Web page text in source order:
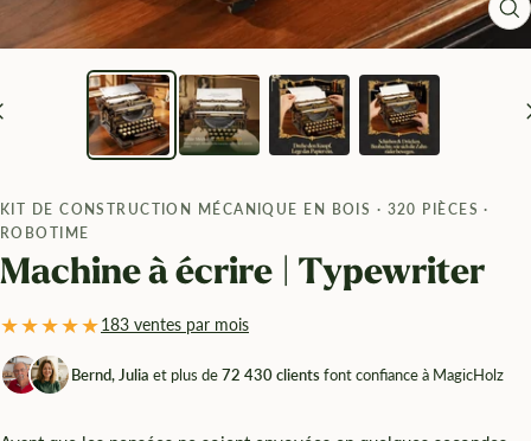
KIT DE CONSTRUCTION MÉCANIQUE EN BOIS · 320 PIÈCES ·
ROBOTIME
Machine à écrire | Typewriter
★★★★★183 ventes par mois
Bernd, Julia et plus de72 430 clientsfont confiance à MagicHolz